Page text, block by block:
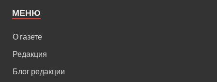
МЕНЮ
О газете
Редакция
Блог редакции